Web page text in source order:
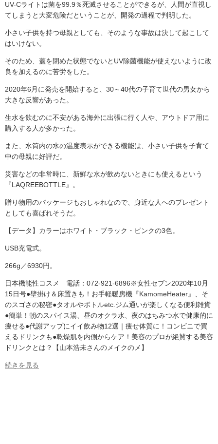
UV-Cライトは菌を99.9％死滅させることができるが、人間が直視し
てしまうと大変危険だということが、開発の過程で判明した。
小さい子供を持つ母親としても、そのような事故は決して起こして
はいけない。
そのため、蓋を閉めた状態でないとUV除菌機能が使えないように改
良を加えるのに苦労をした。
2020年6月に発売を開始すると、30～40代の子育て世代の男女から
大きな反響があった。
生水を飲むのに不安がある海外に出張に行く人や、アウトドア用に
購入する人が多かった。
また、水筒内の水の温度表示ができる機能は、小さい子供を子育て
中の母親に好評だ。
災害などの非常時に、新鮮な水が飲めないときにも使えるという
『LAQREEBOTTLE』。
贈り物用のパッケージもおしゃれなので、身近な人へのプレゼント
としても喜ばれそうだ。
【データ】カラーはホワイト・ブラック・ピンクの3色。
USB充電式。
266g／6930円。
日本機能性コスメ 電話：072-921-6896※女性セブン2020年10月
15日号●壁掛け＆床置きも！お手軽暖房機『KamomeHeater』、そ
のスゴさの秘密●タオルやボトルetc.ジム通いが楽しくなる便利雑貨
●簡単！朝のスパイス湯、昼のオクラ水、夜のはちみつ水で健康的に
痩せる●代謝アップにイイ飲み物12選｜痩せ体質に！コンビニで買
えるドリンクも●乾燥肌を内側からケア！美容のプロが絶賛する美容
ドリンクとは？【山本浩未さんのメイクのメ】
続きを見る